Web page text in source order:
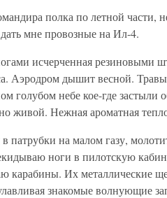
полка по летной части,
мне провозные на Ил-4.
исчерченная резиновыми
Аэродром дышит весной.
голубом небе кое-где застыли
живой. Нежная ароматная
патрубки на малом газу,
ноги в пилотскую
карабины. Их металлические
знакомые волнующие